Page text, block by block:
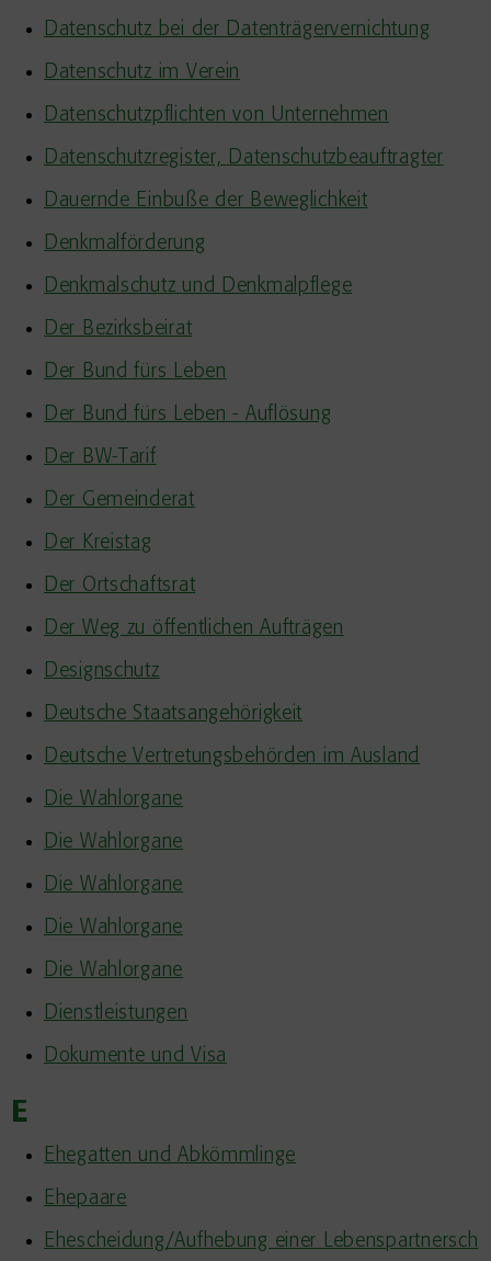
Datenschutz bei der Datenträgervernichtung
Datenschutz im Verein
Datenschutzpflichten von Unternehmen
Datenschutzregister, Datenschutzbeauftragter
Dauernde Einbuße der Beweglichkeit
Denkmalförderung
Denkmalschutz und Denkmalpflege
Der Bezirksbeirat
Der Bund fürs Leben
Der Bund fürs Leben - Auflösung
Der BW-Tarif
Der Gemeinderat
Der Kreistag
Der Ortschaftsrat
Der Weg zu öffentlichen Aufträgen
Designschutz
Deutsche Staatsangehörigkeit
Deutsche Vertretungsbehörden im Ausland
Die Wahlorgane
Die Wahlorgane
Die Wahlorgane
Die Wahlorgane
Die Wahlorgane
Dienstleistungen
Dokumente und Visa
E
Ehegatten und Abkömmlinge
Ehepaare
Ehescheidung/Aufhebung einer Lebenspartnersch